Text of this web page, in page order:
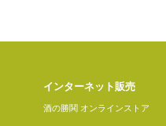
インターネット販売
酒の勝鬨 オンラインストア